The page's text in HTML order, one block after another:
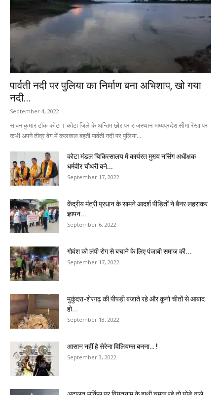
पार्वती नदी पर पुलिया का निर्माण बना अभिशाप, खो गया
नदी...
September 4, 2022
सावन कुमार टॉक कोटा। कोटा जिले के अन्तिम छोर पर राजस्थान-मध्यप्रदेश सीमा रेखा पर
कभी अपने तीव्र वेग में कलकल बहती पार्वती नदी पर पुलिया...
कोटा मंडल चिकित्सालय में कार्यरत मुख्य नर्सिंग अधीक्षक
धर्मवीर चौधरी बने...
September 17, 2022
केंद्रीय मंत्री प्रधान के सामने आदर्श पीड़ितों ने बैनर लहराकर
ज्ञापन...
September 6, 2022
गोवंश को लंपी रोग से बचाने के लिए पंजाबी समाज की...
September 17, 2022
मुकुंदरा-शेरगढ़ की पीपड़ी बजाते रहे और कूनो चीतों से आबाद
हो...
September 18, 2022
आसान नहीं है सेरेना विलियम्स बनना… !
September 3, 2022